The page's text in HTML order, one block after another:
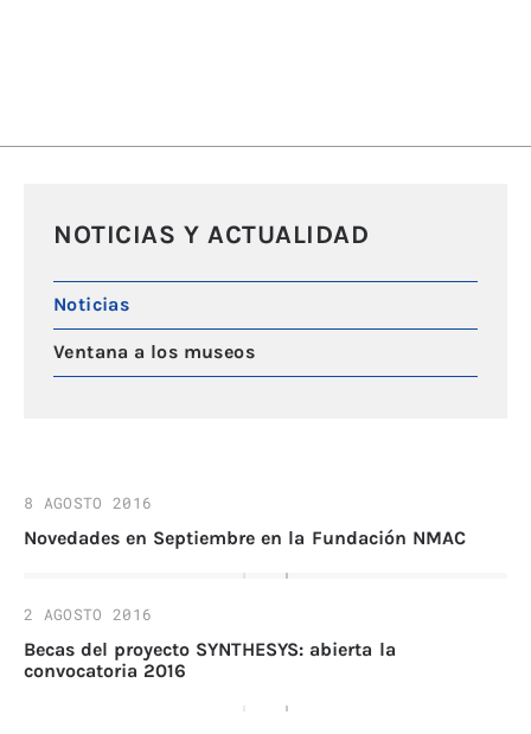
NOTICIAS Y ACTUALIDAD
Noticias
Ventana a los museos
8 AGOSTO 2016
Novedades en Septiembre en la Fundación NMAC
2 AGOSTO 2016
Becas del proyecto SYNTHESYS: abierta la
convocatoria 2016